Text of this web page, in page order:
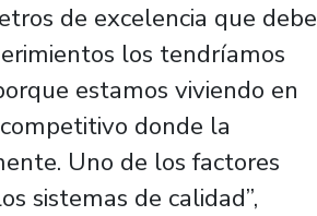
de excelencia que debe
los tendríamos
estamos viviendo en
donde la
Uno de los factores
sistemas de calidad”,